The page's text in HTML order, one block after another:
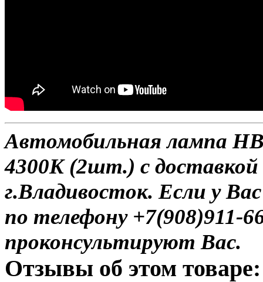
Автомобильная лампа
4300K (2шт.) с доставкой
г.Владивосток. Если у
по телефону
проконсультируют Вас.
Отзывы об этом товаре: